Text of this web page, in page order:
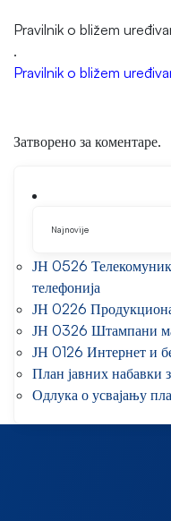
Pravilnik o bližem
.
Pravilnik o bližem
Затворено за коментаре.
Najnovije
ЈН 0526
телефонија
ЈН 0226
ЈН 0326 Штампани
ЈН 0126 Интернет и
План јавних набавки
Одлука о усвајању